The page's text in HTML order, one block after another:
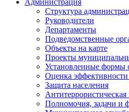
Администрация
Структура
Руководители
Департаменты
Подведомственные
Объекты на карте
Проекты
Установленные формы
Оценка эффективности
Защита населения
Полномочия, задачи и